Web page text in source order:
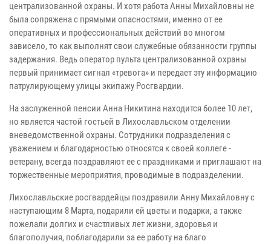
централизованной охраны. И хотя работа Анны Михайловны не
была сопряжена с прямыми опасностями, именно от ее
оперативных и профессиональных действий во многом
зависело, то как выполнят свои служебные обязанности группы
задержания. Ведь оператор пульта централизованной охраны
первый принимает сигнал «тревога» и передает эту информацию
патрулирующему улицы экипажу Росгвардии.
На заслуженной пенсии Анна Никитина находится более 10 лет,
но является частой гостьей в Лихославльском отделении
вневедомственной охраны. Сотрудники подразделения с
уважением и благодарностью относятся к своей коллеге -
ветерану, всегда поздравляют ее с праздниками и приглашают на
торжественные мероприятия, проводимые в подразделении.
Лихославльские росгвардейцы поздравили Анну Михайловну с
наступающим 8 Марта, подарили ей цветы и подарки, а также
пожелали долгих и счастливых лет жизни, здоровья и
благополучия, поблагодарили за ее работу на благо